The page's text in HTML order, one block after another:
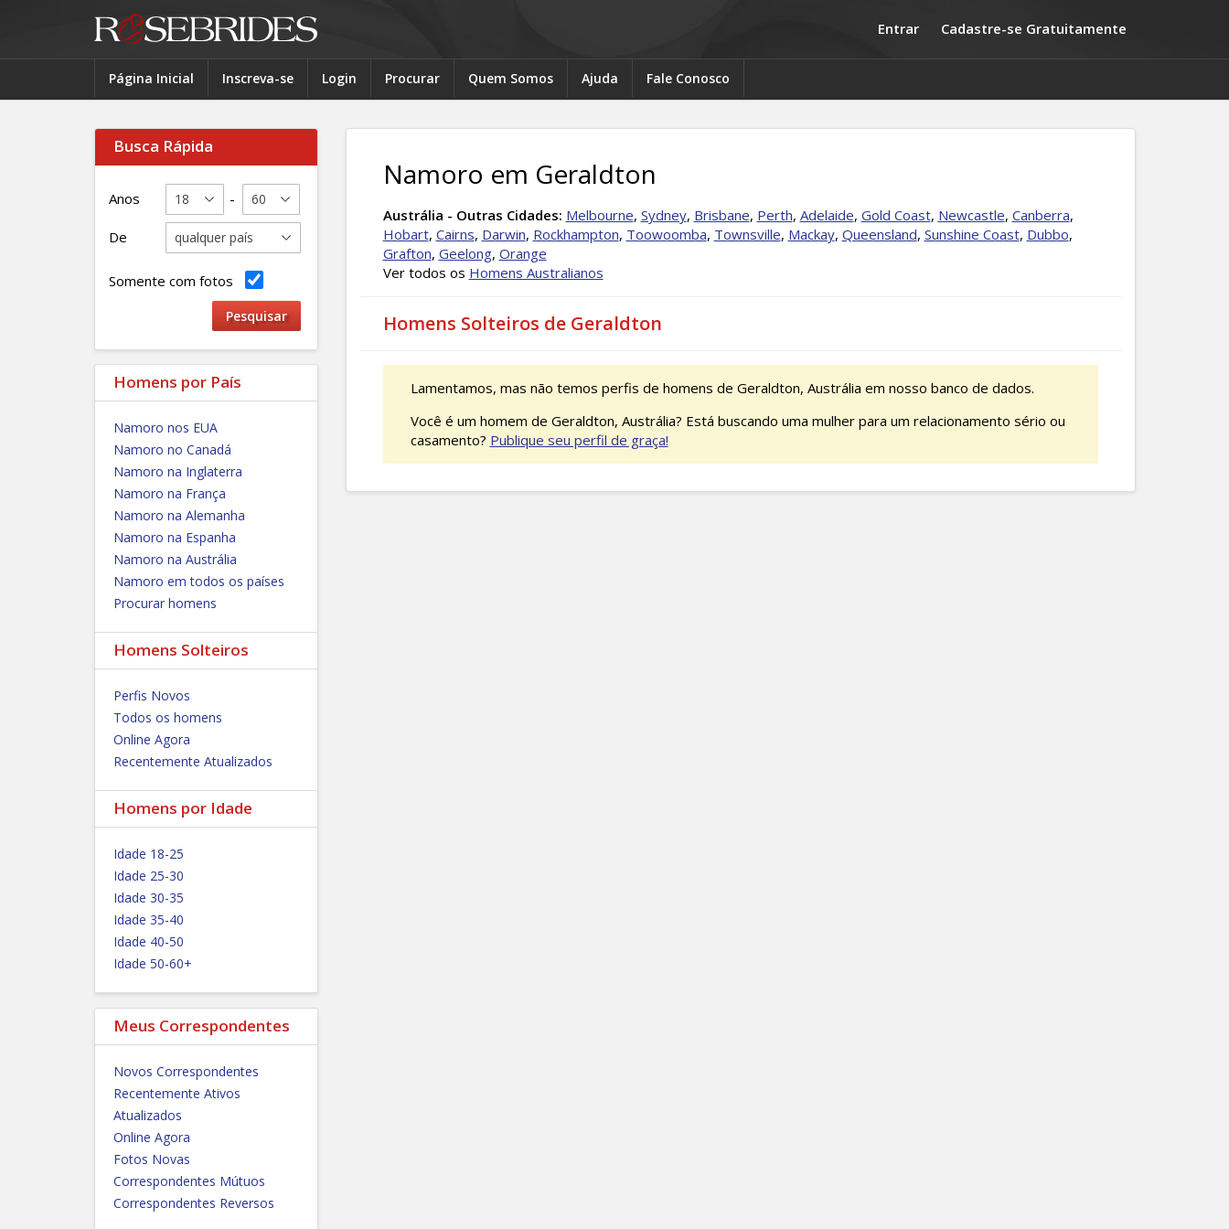
Entrar Cadastre-se Gratuitamente
Página Inicial Inscreva-se Login Procurar Quem Somos Ajuda Fale Conosco
Busca Rápida
Anos -
De
Somente com fotos
Homens por País
Namoro nos EUA
Namoro no Canadá
Namoro na Inglaterra
Namoro na França
Namoro na Alemanha
Namoro na Espanha
Namoro na Austrália
Namoro em todos os países
Procurar homens
Homens Solteiros
Perfis Novos
Todos os homens
Online Agora
Recentemente Atualizados
Homens por Idade
Idade 18-25
Idade 25-30
Idade 30-35
Idade 35-40
Idade 40-50
Idade 50-60+
Meus Correspondentes
Novos Correspondentes
Recentemente Ativos
Atualizados
Online Agora
Fotos Novas
Correspondentes Mútuos
Correspondentes Reversos
Namoro em Geraldton
Austrália - Outras Cidades: Melbourne, Sydney, Brisbane, Perth, Adelaide, Gold Coast, Newcastle, Canberra,
Hobart, Cairns, Darwin, Rockhampton, Toowoomba, Townsville, Mackay, Queensland, Sunshine Coast, Dubbo,
Grafton, Geelong, Orange
Ver todos os Homens Australianos
Homens Solteiros de Geraldton
Lamentamos, mas não temos perfis de homens de Geraldton, Austrália em nosso banco de dados.
Você é um homem de Geraldton, Austrália? Está buscando uma mulher para um relacionamento sério ou
casamento? Publique seu perfil de graça!